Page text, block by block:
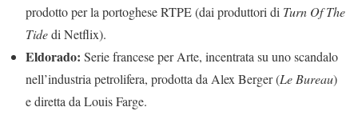
prodotto per la portoghese RTPE (dai produttori di Turn Of The
Tidedi Netflix).
Eldorado: Serie francese per Arte, incentrata su uno scandalo
nell’industria petrolifera, prodotta da Alex Berger (Le Bureau)
e diretta da Louis Farge.